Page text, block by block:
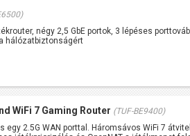
négy 2,5 GbE portok, 3 lépéses
hálózatbiztonságért
WiFi 7 Gaming Router (TUF-BE9400)
egy 2.5G WAN porttal. Háromsávos WiFi 7